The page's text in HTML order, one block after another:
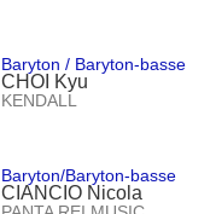
Baryton / Baryton-basse
CHOI Kyu
KENDALL
Baryton/Baryton-basse
CIANCIO Nicola